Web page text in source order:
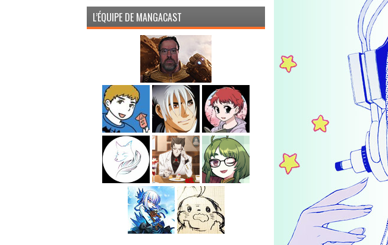
L’ÉQUIPE DE MANGACAST